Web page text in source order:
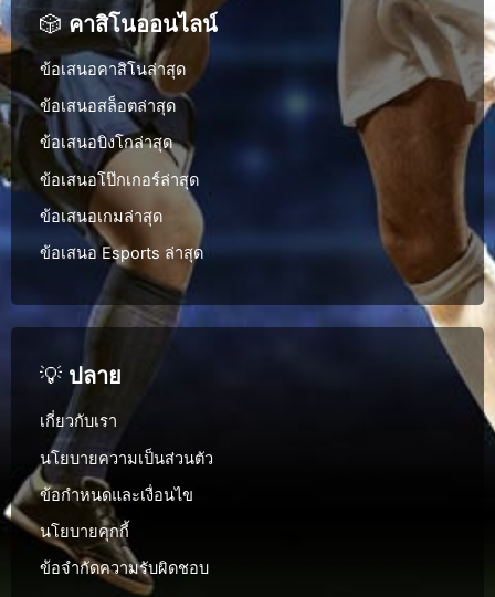
🎲คาสิโนออนไลน์
ข้อเสนอคาสิโนล่าสุด
ข้อเสนอสล็อตล่าสุด
ข้อเสนอบิงโกล่าสุด
ข้อเสนอโป๊กเกอร์ล่าสุด
ข้อเสนอเกมล่าสุด
ข้อเสนอ Esports ล่าสุด
💡 ปลาย
เกี่ยวกับเรา
นโยบายความเป็นส่วนตัว
ข้อกำหนดและเงื่อนไข
นโยบายคุกกี้
ข้อจำกัดความรับผิดชอบ